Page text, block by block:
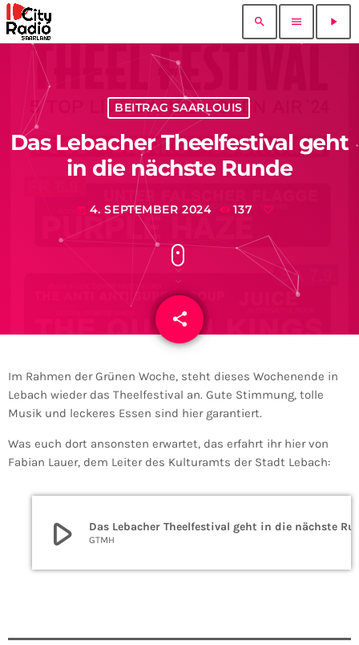
search menu play_arrow
BEITRAG SAARLOUIS
Das Lebacher Theelfestival geht
in die nächste Runde
today 4. SEPTEMBER 2024 137
share
email
Im Rahmen der Grünen Woche, steht dieses Wochenende in
Lebach wieder das Theelfestival an. Gute Stimmung, tolle
Musik und leckeres Essen sind hier garantiert.
Was euch dort ansonsten erwartet, das erfahrt ihr hier von
Fabian Lauer, dem Leiter des Kulturamts der Stadt Lebach:
play_arrow GTMH